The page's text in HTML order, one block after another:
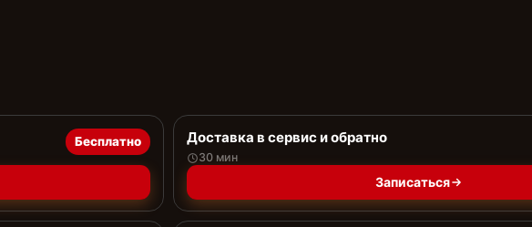
Бесплатно Доставка в сервис и обратно
30 мин
Записаться